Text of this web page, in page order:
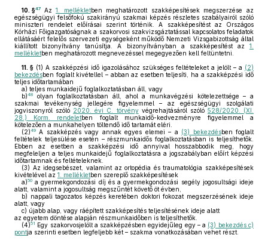
10. §47 Az1. mellékletben meghatározott szakképesítések megszerzése az
egészségügyi felsőfokú szakirányú szakmai képzés részletes szabályairól szóló
miniszteri rendelet előírásai szerint történik. A szakképesítést az Országos
Kórházi Főigazgatóságnak a szakorvosi szakvizsgáztatással kapcsolatos feladatok
ellátásáért felelős szervezeti egységeként működő Nemzeti Vizsgabizottság által
kiállított bizonyítvány tanúsítja. A bizonyítványban a szakképesítést az 1.
mellékletben meghatározott megnevezéssel megegyezően kell feltüntetni.
11. § (1) A szakképzési idő igazolásához szükséges feltételeket a jelölt – a (2)
bekezdésben foglalt kivétellel – abban az esetben teljesíti, ha a szakképzési idő
teljes időtartamában
a) teljes munkaidejű foglalkoztatásban áll, vagy
b)48
olyan foglalkoztatásban áll, ahol a munkavégzési kötelezettsége – a
szakmai tevékenység jellegére figyelemmel – az egészségügyi szolgálati
jogviszonyról szóló 2020. évi C. törvényvégrehajtásáról szóló 528/2020. (XI.
28.) Korm. rendeletben foglalt munkaidő-kedvezményre figyelemmel a
kötelezően a munkahelyen töltendő idő tartamát eléri.
(2)49 A szakképzés vagy annak egyes elemei – a (3) bekezdésben foglalt
feltételek teljesülése esetén – részmunkaidős foglalkoztatásban is teljesíthetők.
Ebben az esetben a szakképzési idő annyival hosszabbodik meg, hogy
megfeleljen a teljes munkaidejű foglalkoztatásra a jogszabályban előírt képzési
időtartamnak és feltételeknek.
(3) Az idegsebészet, valamint az ortopédia és traumatológia szakképesítések
kivételével az 1. mellékletben szereplő szakképesítések
a)50 a gyermekgondozási díj és a gyermekgondozási segély jogosultsági ideje
alatt, valamint a jogosultság megszűntét követő öt évben,
b) nappali tagozatos képzés keretében doktori fokozat megszerzésének ideje
alatt, vagy
c) újabb alap, vagy ráépített szakképesítés teljesítésének ideje alatt
az egyetem döntése alapján részmunkaidőben is teljesíthetők.
(4)51 Egy szakorvosjelölt a szakképzésben egyidejűleg egy – a (3) bekezdés c)
pontja szerinti esetben legfeljebb két – szakma vonatkozásában vehet részt.